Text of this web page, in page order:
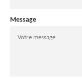
Message